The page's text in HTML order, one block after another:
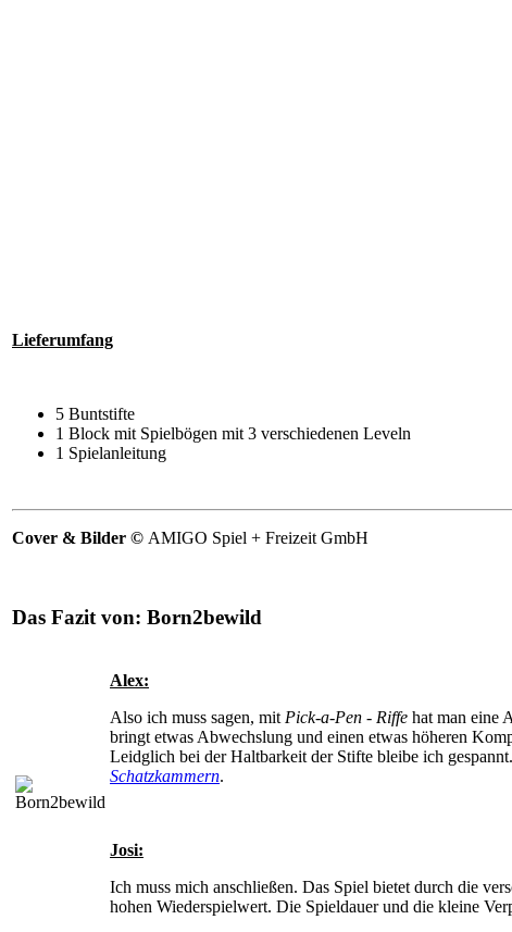
Lieferumfang
5 Buntstifte
1 Block mit Spielbögen mit 3 verschiedenen Leveln
1 Spielanleitung
Cover & Bilder © AMIGO Spiel + Freizeit GmbH
Das Fazit von: Born2bewild
Alex:
Also ich muss sagen, mit Pick-a-Pen - Riffe hat man eine
bringt etwas Abwechslung und einen etwas höheren
Leidglich bei der Haltbarkeit der Stifte bleibe ich
Schatzkammern.
Josi:
Ich muss mich anschließen. Das Spiel bietet durch die
hohen Wiederspielwert. Die Spieldauer und die kleine